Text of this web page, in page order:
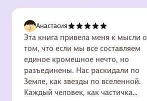
Анастасия
Эта книга привела меня к мысли о
том, что если мы все составляем
единое кромешное нечто, но
разъединены. Нас раскидали по
Земле, как звезды по вселенной.
Каждый человек, как частичка